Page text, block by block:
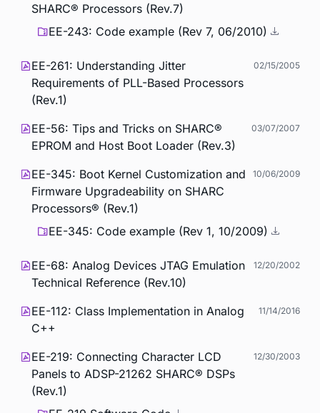
SHARC® Processors (Rev.7)
EE-243: Code example (Rev 7, 06/2010)
EE-261: Understanding Jitter
Requirements of PLL-Based Processors
(Rev.1)
02/15/2005
EE-56: Tips and Tricks on SHARC®
EPROM and Host Boot Loader (Rev.3)
03/07/2007
EE-345: Boot Kernel Customization and
Firmware Upgradeability on SHARC
Processors® (Rev.1)
10/06/2009
EE-345: Code example (Rev 1, 10/2009)
EE-68: Analog Devices JTAG Emulation
Technical Reference (Rev.10)
12/20/2002
EE-112: Class Implementation in Analog
C++
11/14/2016
EE-219: Connecting Character LCD
Panels to ADSP-21262 SHARC® DSPs
(Rev.1)
12/30/2003